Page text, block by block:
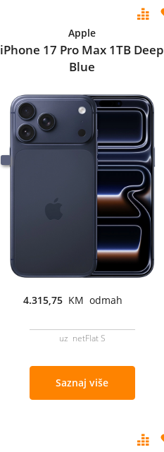
Apple
iPhone 17 Pro Max 1TB Deep
Blue
4.315,75 KM odmah
uz netFlat S
Saznaj više